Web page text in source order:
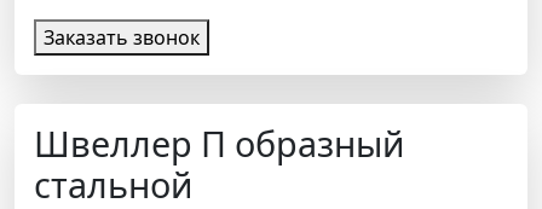
Заказать звонок
Швеллер П образный
стальной